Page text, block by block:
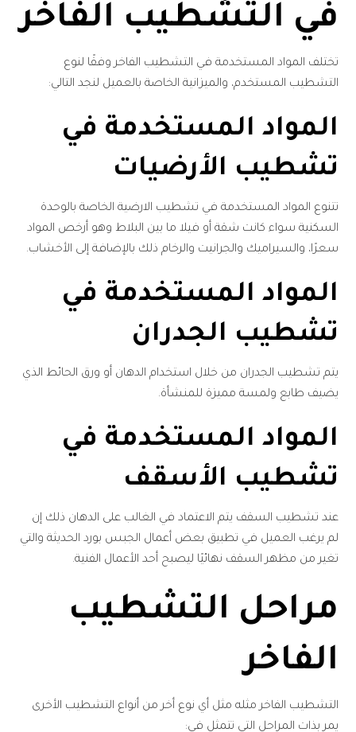
في التشطيب الفاخر
تختلف المواد المستخدمة في التشطيب الفاخر وفقًا لنوع
التشطيب المستخدم، والميزانية الخاصة بالعميل لنجد التالي:
المواد المستخدمة في
تشطيب الأرضيات
تتنوع المواد المستخدمة في تشطيب الارضية الخاصة بالوحدة
السكنية سواء كانت شقة أو فيلا ما بين البلاط وهو أرخص المواد
سعرًا، والسيراميك والجرانيت والرخام ذلك بالإضافة إلى الأخشاب.
المواد المستخدمة في
تشطيب الجدران
يتم تشطيب الجدران من خلال استخدام الدهان أو ورق الحائط الذي
يضيف طابع ولمسة مميزة للمنشأة.
المواد المستخدمة في
تشطيب الأسقف
عند تشطيب السقف يتم الاعتماد في الغالب على الدهان ذلك إن
لم يرغب العميل في تطبيق بعض أعمال الجبس بورد الحديثة والتي
تغير من مظهر السقف نهائيًا ليصبح أحد الأعمال الفنية.
مراحل التشطيب
الفاخر
التشطيب الفاخر مثله مثل أي نوع أخر من أنواع التشطيب الأخرى
يمر بذات المراحل التي تتمثل في: